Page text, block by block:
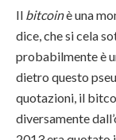
Il bitcoinè una
dice, che si cela
probabilmente è
dietro questo
quotazioni, il
diversamente